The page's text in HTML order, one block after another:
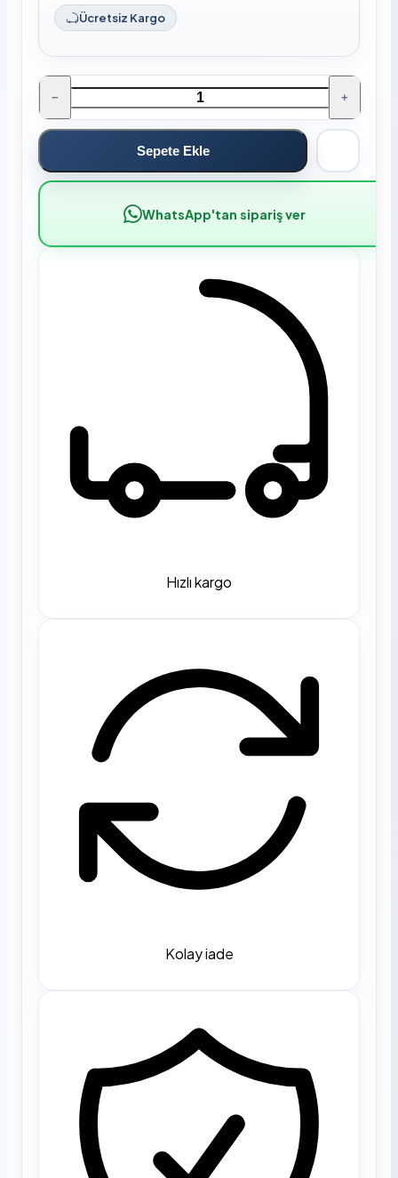
Ücretsiz Kargo
− +
Sepete Ekle
WhatsApp'tan sipariş ver
Hızlı kargo
Kolay iade